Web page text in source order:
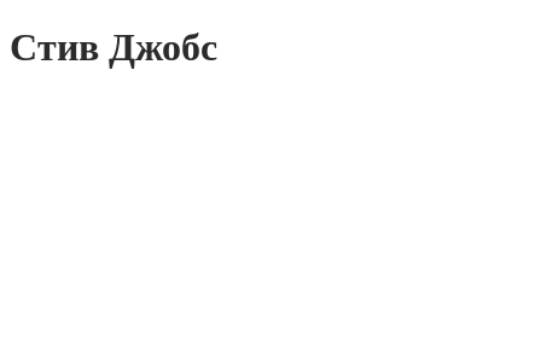
Стив Джобс